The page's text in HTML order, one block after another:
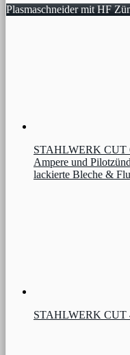
Plasmaschneider mit HF
STAHLWERK CUT
Ampere und
lackierte Bleche &
STAHLWERK CUT